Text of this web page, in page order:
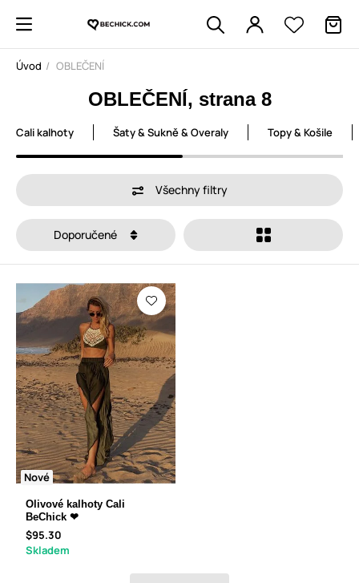
Úvod OBLEČENÍ
OBLEČENÍ, strana 8
Cali kalhoty Šaty & Sukně & Overaly Topy & Košile
Všechny filtry
Doporučené
Nové
Olivové kalhoty Cali
BeChick ❤
$95.30
Skladem